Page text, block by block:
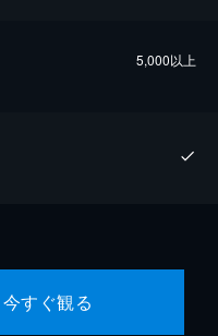
5,000以上
すぐ観る